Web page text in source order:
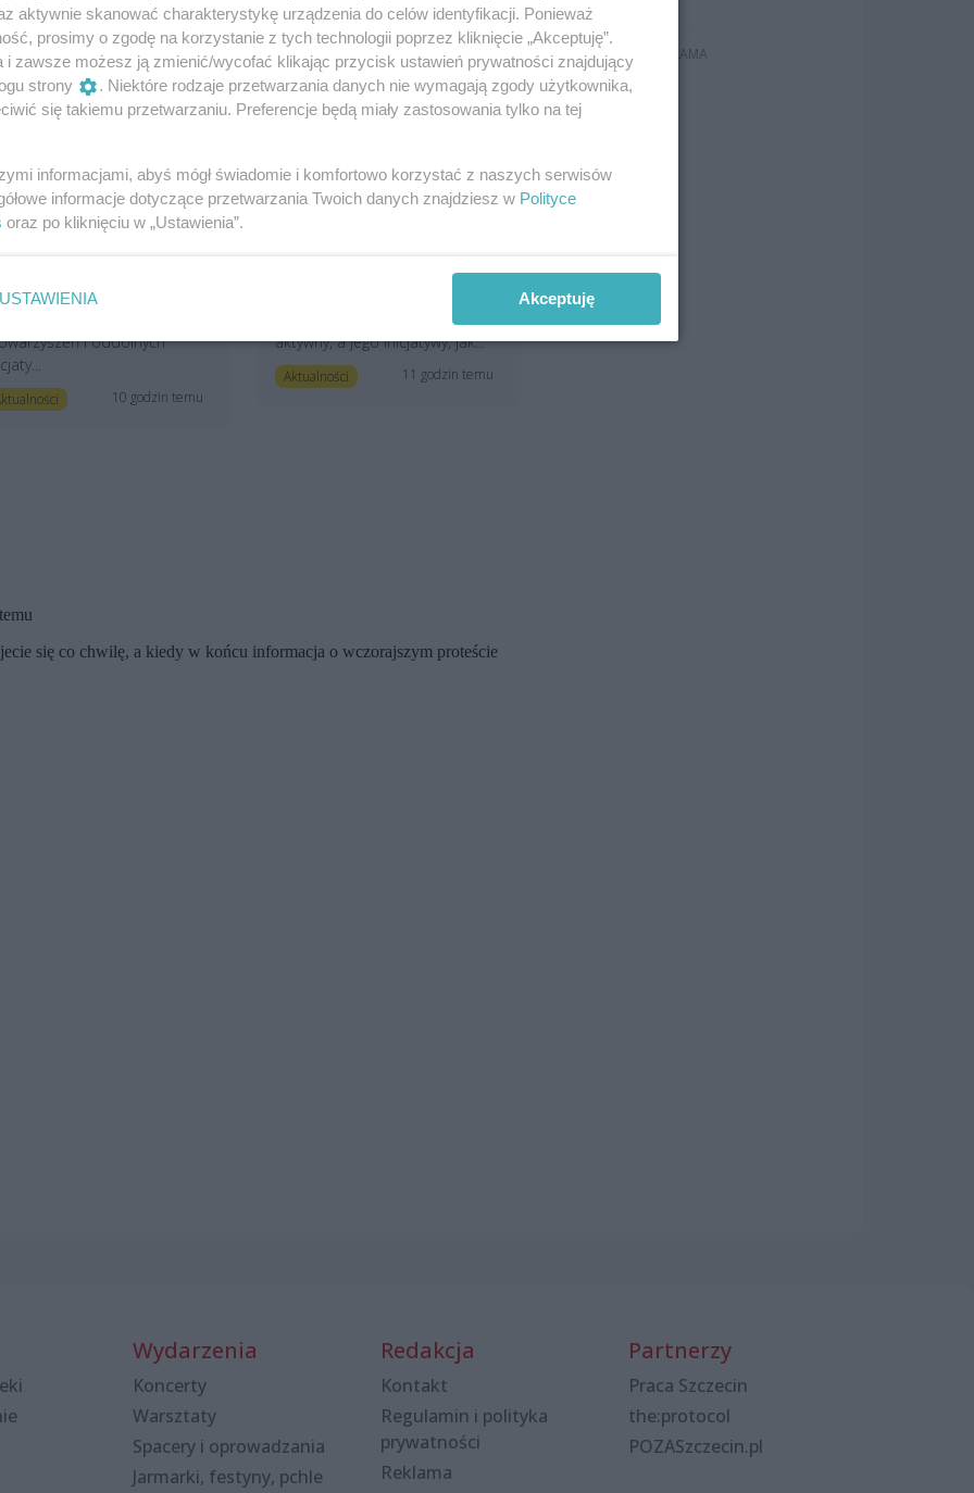
Północy. „Wiemy, że
możemy dużo
społeczników,
i oddolnych
10 godzin temu
zaatakowany. „Moje
nazwisko to moje
Samorządowiec jest bardzo
aktywny, a jego inicjatywy, jak...
Aktualności 11 godzin temu
Wydarzenia
Koncerty
Warsztaty
Spacery i oprowadzania
Jarmarki, festyny, pchle
Redakcja
Kontakt
Regulamin i polityka
prywatności
Reklama
Partnerzy
Praca Szczecin
the:protocol
POZASzczecin.pl
aktywnie skanować charakterystykę urządzenia do celów identyfikacji. Ponieważ
prosimy o zgodę na korzystanie z tych technologii poprzez kliknięcie „Akceptuję”.
i zawsze możesz ją zmienić/wycofać klikając przycisk ustawień prywatności znajdujący
strony
. Niektóre rodzaje przetwarzania danych nie wymagają zgody użytkownika,
się takiemu przetwarzaniu. Preferencje będą miały zastosowania tylko na tej
informacjami, abyś mógł świadomie i komfortowo korzystać z naszych serwisów
informacje dotyczące przetwarzania Twoich danych znajdziesz w Polityce
oraz po kliknięciu w „Ustawienia”.
USTAWIENIA Akceptuję